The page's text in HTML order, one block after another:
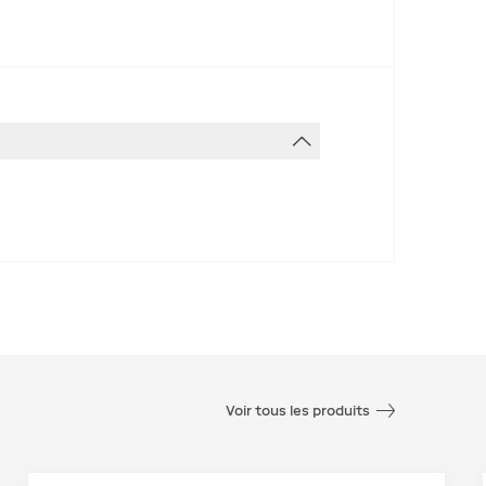
Voir tous les produits